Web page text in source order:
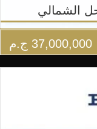
الشمالي
37,000,000 ج.م